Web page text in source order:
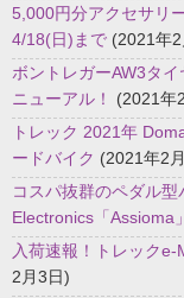
5,000円分アクセサリ
4/18(日)まで (2021年
ボントレガーAW3タ
ニューアル！
(2021年
トレック 2021年
ードバイク (2021年2
コスパ抜群のペダル
Electronics「Assioma
入荷速報！トレックe-
2月3日)